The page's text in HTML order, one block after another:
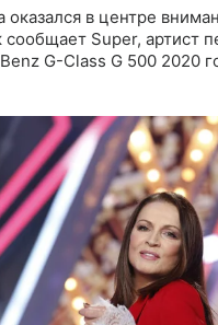
оказался в центре
Super, артист
G-Class G 500 2020